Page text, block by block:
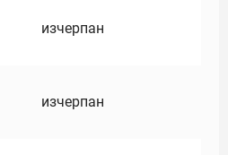
изчерпан
изчерпан